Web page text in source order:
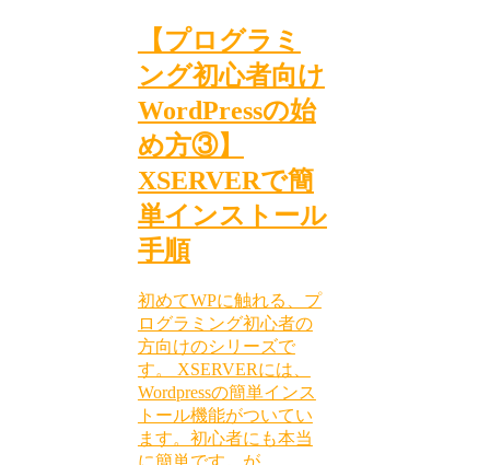
【プログラミ
ング初心者向け
WordPressの始
め方③】
XSERVERで簡
単インストール
手順
初めてWPに触れる、プ
ログラミング初心者の
方向けのシリーズで
す。 XSERVERには、
Wordpressの簡単インス
トール機能がついてい
ます。初心者にも本当
に簡単です。が、